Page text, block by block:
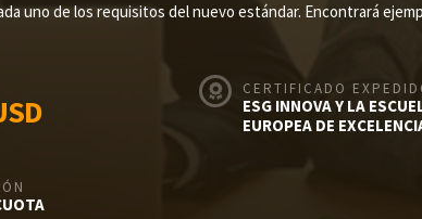
uno de los requisitos del nuevo estándar. Encontrará
CERTIFICADO
ESG INNOVA Y LA
EUROPEA DE